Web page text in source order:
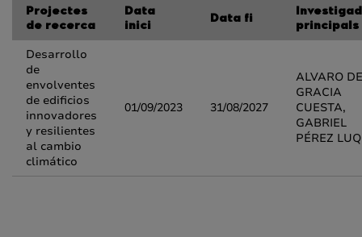
Projectes
de recerca
Data
inici
Data fi
principals
Desarrollo
de
envolventes
de edificios
innovadores
y resilientes
al cambio
climático
01/09/2023 31/08/2027
ALVARO DE
GRACIA
CUESTA,
GABRIEL
PÉREZ